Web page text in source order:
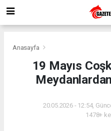
Anasayfa
19 Mayıs
20.05.2026 - 12:54,
1478+